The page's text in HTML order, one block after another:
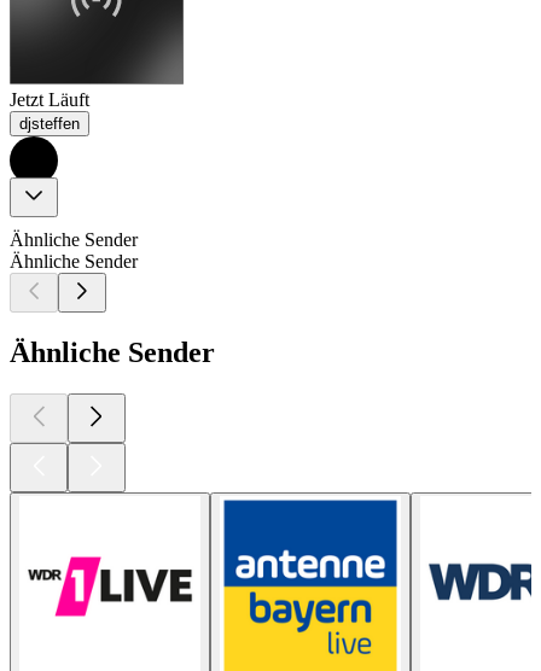
Jetzt Läuft
djsteffen
Ähnliche Sender
Ähnliche Sender
Ähnliche Sender